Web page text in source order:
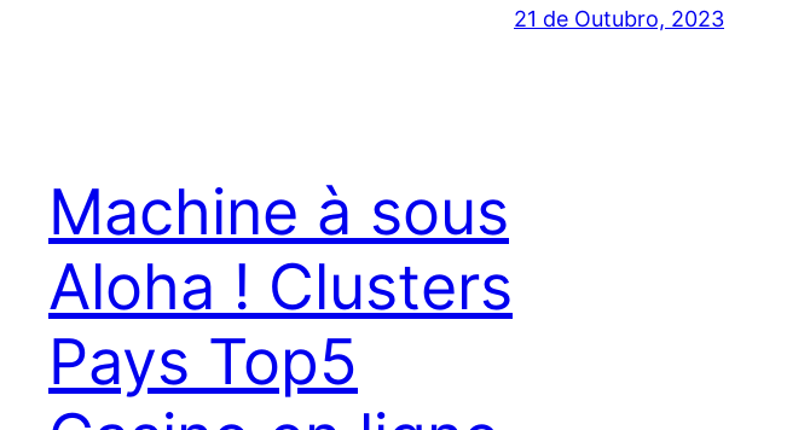
21 de Outubro, 2023
Machine à sous
Aloha ! Clusters
Pays Top5